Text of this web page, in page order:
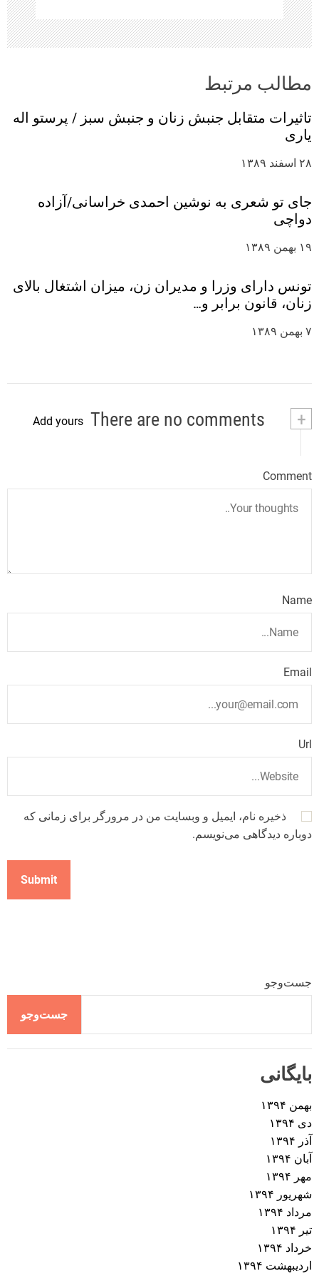
مطالب مرتبط
تاثیرات متقابل جنبش زنان و جنبش‌ سبز / پرستو اله
یاری
۲۸ اسفند ۱۳۸۹
جای تو شعری به نوشین احمدی خراسانی/آزاده
دواچی
۱۹ بهمن ۱۳۸۹
تونس دارای وزرا و مدیران زن، میزان اشتغال بالای
زنان، قانون برابر و…
۷ بهمن ۱۳۸۹
+
Add yours
Comment
Name
Email
Url
ذخیره نام، ایمیل و وبسایت من در مرورگر برای زمانی که
دوباره دیدگاهی می‌نویسم.
جست‌وجو
جست‌وجو
بایگانی
بهمن ۱۳۹۴
دی ۱۳۹۴
آذر ۱۳۹۴
آبان ۱۳۹۴
مهر ۱۳۹۴
شهریور ۱۳۹۴
مرداد ۱۳۹۴
تیر ۱۳۹۴
خرداد ۱۳۹۴
اردیبهشت ۱۳۹۴